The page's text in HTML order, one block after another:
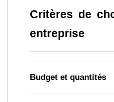
Critères de
entreprise
Budget et quantités